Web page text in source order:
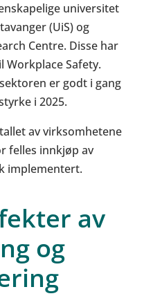
universitet
(UiS) og
Centre. Disse har
Safety.
er godt i gang
i 2025.
av virksomhetene
felles innkjøp av
implementert.
av
og